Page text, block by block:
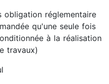
obligation réglementaire
qu'une seule fois
à la réalisation
travaux)